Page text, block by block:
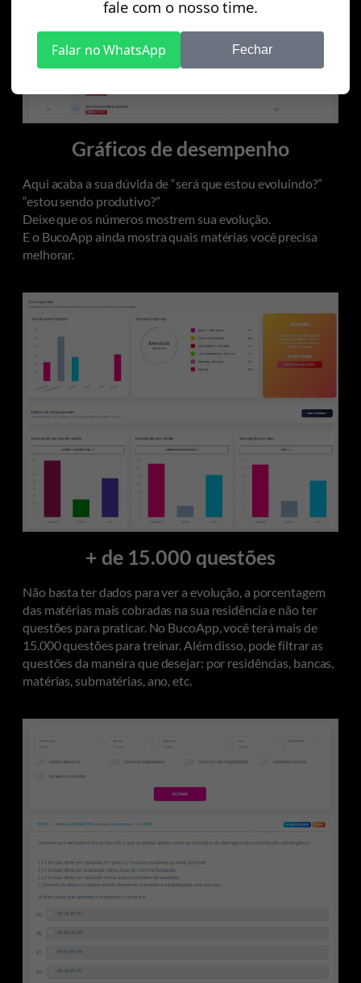
fale com o nosso time.
Falar no WhatsApp Fechar
Gráficos de desempenho
Aqui acaba a sua dúvida de “será que estou evoluindo?”
“estou sendo produtivo?”
Deixe que os números mostrem sua evolução.
E o BucoApp ainda mostra quais matérias você precisa
melhorar.
+ de 15.000 questões
Não basta ter dados para ver a evolução, a porcentagem
das matérias mais cobradas na sua residência e não ter
questões para praticar. No BucoApp, você terá mais de
15.000 questões para treinar. Além disso, pode filtrar as
questões da maneira que desejar: por residências, bancas,
matérias, submatérias, ano, etc.